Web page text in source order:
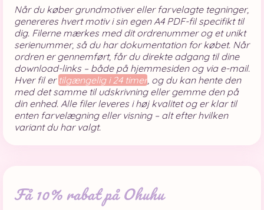
Når du køber grundmotiver eller farvelagte tegninger,
genereres hvert motiv i sin egen A4 PDF-fil specifikt til
dig. Filerne mærkes med dit ordrenummer og et unikt
serienummer, så du har dokumentation for købet. Når
ordren er gennemført, får du direkte adgang til dine
download-links – både på hjemmesiden og via e-mail.
Hver fil er tilgængelig i 24 timer, og du kan hente den
med det samme til udskrivning eller gemme den på
din enhed. Alle filer leveres i høj kvalitet og er klar til
enten farvelægning eller visning – alt efter hvilken
variant du har valgt.
Få 10% rabat på Ohuhu